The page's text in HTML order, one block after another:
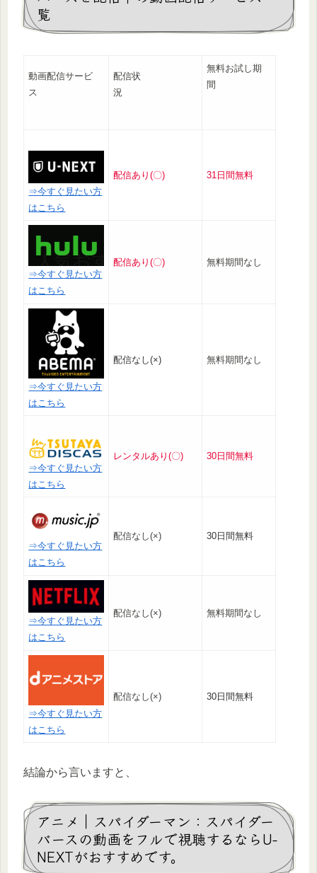
覧
動画配信サービ
ス
配信状
況
無料お試し期
間
⇒今すぐ見たい方
はこちら
配信あり(〇) 31日間無料
⇒今すぐ見たい方
はこちら
配信あり(〇) 無料期間なし
⇒今すぐ見たい方
はこちら
配信なし(×) 無料期間なし
⇒今すぐ見たい方
はこちら
レンタルあり(〇) 30日間無料
⇒今すぐ見たい方
はこちら
配信なし(×) 30日間無料
⇒今すぐ見たい方
はこちら
配信なし(×) 無料期間なし
⇒今すぐ見たい方
はこちら
配信なし(×) 30日間無料
結論から言いますと、
アニメ｜スパイダーマン：スパイダー
バースの動画をフルで視聴するならU-
NEXTがおすすめです。